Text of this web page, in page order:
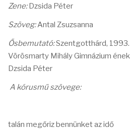
Zene:Dzsida Péter
Szöveg:Antal Zsuzsanna
Ősbemutató:Szentgotthárd, 1993.
Vörösmarty Mihály Gimnázium
Dzsida Péter
A kórusmű szövege:
talán megőriz bennünket az idő